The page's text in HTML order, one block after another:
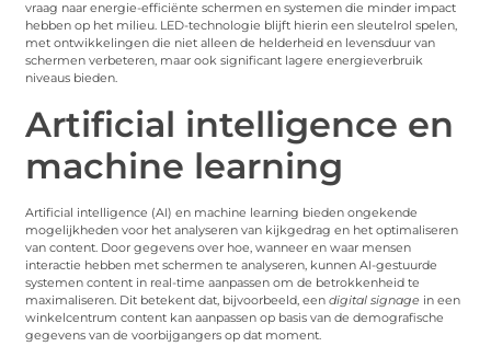
vraag naar energie-efficiënte schermen en systemen die minder impact
hebben op het milieu. LED-technologie blijft hierin een sleutelrol spelen,
met ontwikkelingen die niet alleen de helderheid en levensduur van
schermen verbeteren, maar ook significant lagere energieverbruik
niveaus bieden.
Artificial intelligence en
machine learning
Artificial intelligence (AI) en machine learning bieden ongekende
mogelijkheden voor het analyseren van kijkgedrag en het optimaliseren
van content. Door gegevens over hoe, wanneer en waar mensen
interactie hebben met schermen te analyseren, kunnen AI-gestuurde
systemen content in real-time aanpassen om de betrokkenheid te
maximaliseren. Dit betekent dat, bijvoorbeeld, eendigital signage in een
winkelcentrum content kan aanpassen op basis van de demografische
gegevens van de voorbijgangers op dat moment.